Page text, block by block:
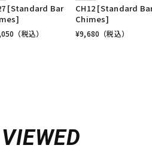
[Standard Bar
（税込）
CH12 [Standard
Chimes]
¥9,680 （税込）